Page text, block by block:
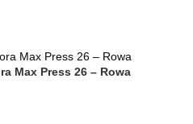
Max Press 26 – Rowa